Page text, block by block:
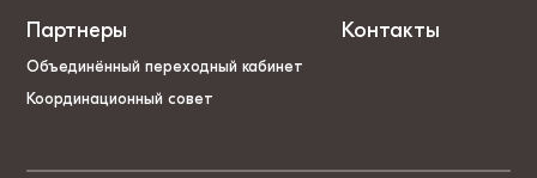
Партнеры
Объединённый переходный кабинет
Координационный совет
Контакты